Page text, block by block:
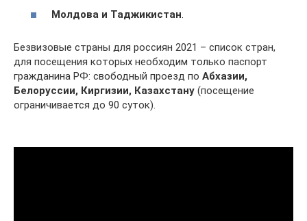
Молдова и Таджикистан.
Безвизовые страны для россиян 2021 – список стран,
для посещения которых необходим только паспорт
гражданина РФ: свободный проезд по Абхазии,
Белоруссии, Киргизии, Казахстану (посещение
ограничивается до 90 суток).